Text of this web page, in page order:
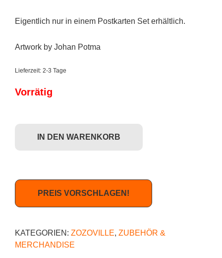
Eigentlich nur in einem Postkarten Set erhältlich.
Artwork by Johan Potma
Lieferzeit: 2-3 Tage
Vorrätig
IN DEN WARENKORB
PREIS VORSCHLAGEN!
KATEGORIEN: ZOZOVILLE, ZUBEHÖR &
MERCHANDISE